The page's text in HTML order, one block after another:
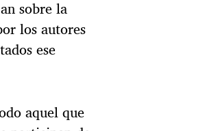
sobre la
los autores
ese
aquel que